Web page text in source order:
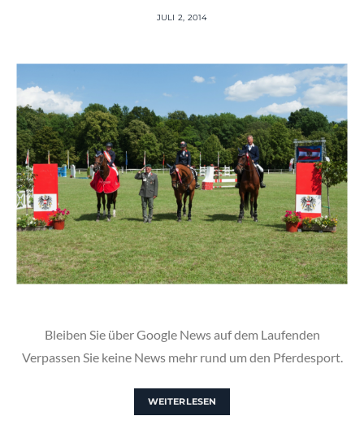
JULI 2, 2014
Bleiben Sie über Google News auf dem Laufenden
Verpassen Sie keine News mehr rund um den Pferdesport.
WEITERLESEN